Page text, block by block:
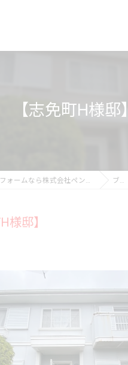
【志免町H様邸】
福岡のリフォームなら株式会社ペントホーム ブログ
様邸】